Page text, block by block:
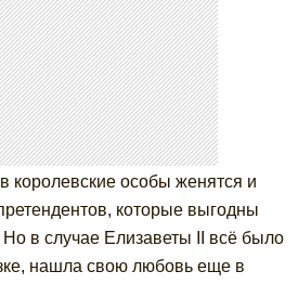
королевские особы женятся и
которые выгодны
в случае Елизаветы II всё было
нашла свою любовь еще в